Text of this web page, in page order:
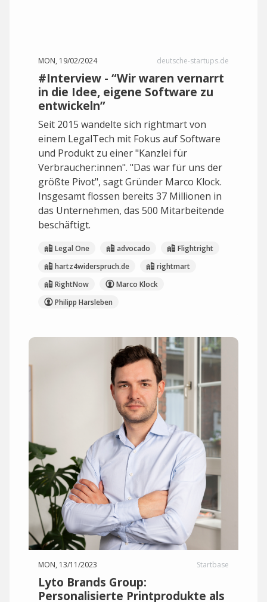
MON, 19/02/2024 deutsche-startups.de
#Interview - “Wir waren vernarrt
in die Idee, eigene Software zu
entwickeln”
Seit 2015 wandelte sich rightmart von
einem LegalTech mit Fokus auf Software
und Produkt zu einer "Kanzlei für
Verbraucher:innen". "Das war für uns der
größte Pivot", sagt Gründer Marco Klock.
Insgesamt flossen bereits 37 Millionen in
das Unternehmen, das 500 Mitarbeitende
beschäftigt.
Legal One advocado
Flightright
hartz4widerspruch.de
rightmart
RightNow
Marco Klock
Philipp Harsleben
MON, 13/11/2023 Startbase
Lyto Brands Group:
Personalisierte Printprodukte als